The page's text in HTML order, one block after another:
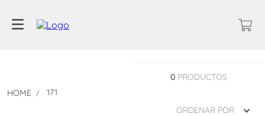
171
0 PRODUCTOS
ORDENAR POR